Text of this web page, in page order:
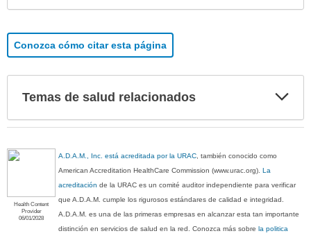
Conozca cómo citar esta página
Temas de salud relacionados
Health Content
Provider
06/01/2028
A.D.A.M., Inc. está acreditada por la URAC, también conocido como
American Accreditation HealthCare Commission (www.urac.org).La
acreditación de la URAC es un comité auditor independiente para verificar
que A.D.A.M. cumple los rigurosos estándares de calidad e integridad.
A.D.A.M. es una de las primeras empresas en alcanzar esta tan importante
distinción en servicios de salud en la red. Conozca más sobrela politica